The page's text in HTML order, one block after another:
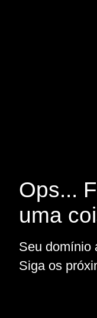
Ops...
uma
Seu domínio
Siga os